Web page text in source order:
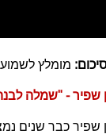
מומלץ
שפיר - "שמלה
שפיר כבר שנים